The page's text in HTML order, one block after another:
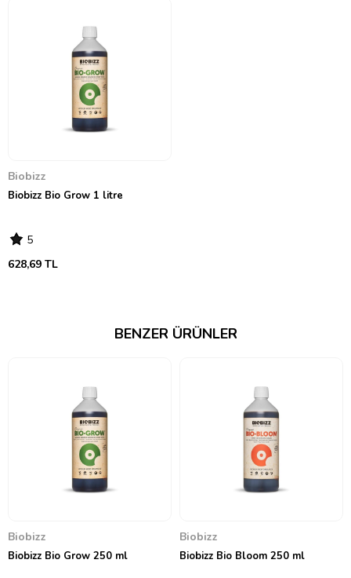
Biobizz
Biobizz Bio Grow 1 litre
5
628,69 TL
BENZER ÜRÜNLER
Biobizz
Biobizz Bio Grow 250 ml
Biobizz
Biobizz Bio Bloom 250 ml